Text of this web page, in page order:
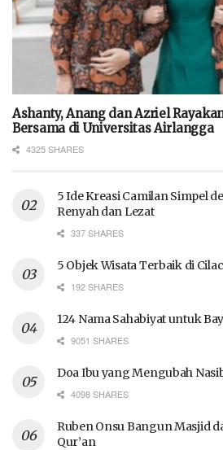
Ashanty, Anang dan Azriel
Bersama di Universitas Airlangga
4325 SHARES
5 Ide Kreasi Camilan Simpel
Renyah dan Lezat
337 SHARES
5 Objek Wisata Terbaik di
192 SHARES
124 Nama Sahabiyat untuk
9051 SHARES
Doa Ibu yang Mengubah
4098 SHARES
Ruben Onsu Bangun Masjid
Qur’an